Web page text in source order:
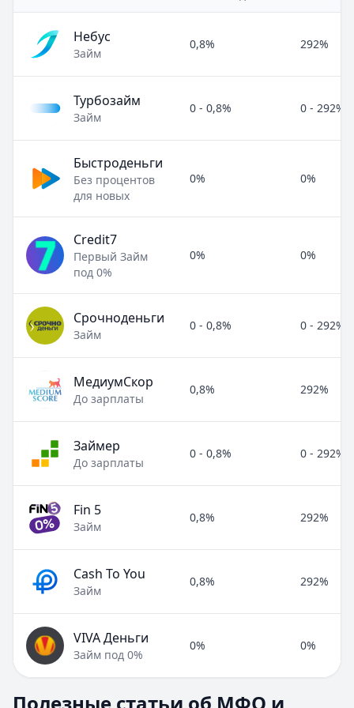
Небус
Займ
0,8% 292%
Турбозайм
Займ
0 - 0,8% 0 - 292%
Быстроденьги
Без процентов
для новых
0% 0%
Credit7
Первый Займ
под 0%
0% 0%
Срочноденьги
Займ
0 - 0,8% 0 - 292%
МедиумСкор
До зарплаты
0,8% 292%
Займер
До зарплаты
0 - 0,8% 0 - 292%
Fin 5
Займ
0,8% 292%
Cash To You
Займ
0,8% 292%
VIVA Деньги
Займ под 0%
0% 0%